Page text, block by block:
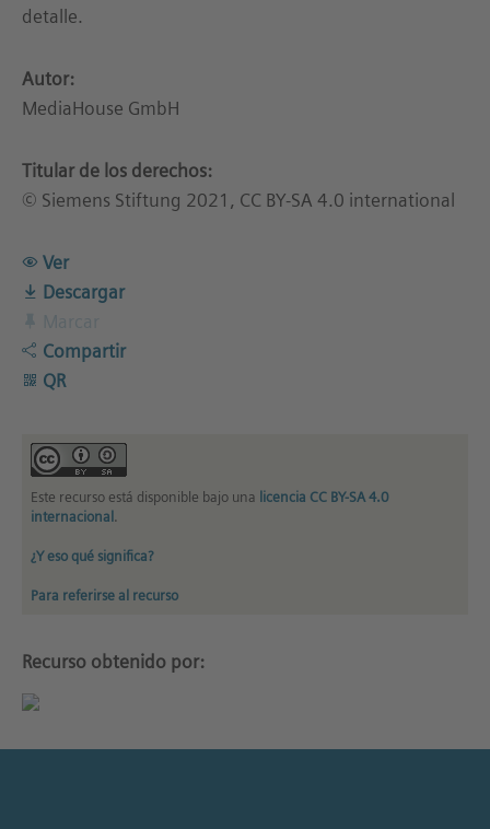
detalle.
Autor:
MediaHouse GmbH
Titular de los derechos:
© Siemens Stiftung 2021, CC BY-SA 4.0 international
Ver
Descargar
Compartir
QR
Este recurso está disponible bajo una licencia CC BY-SA 4.0
internacional .
¿Y eso qué significa?
Para referirse al recurso
Recurso obtenido por: